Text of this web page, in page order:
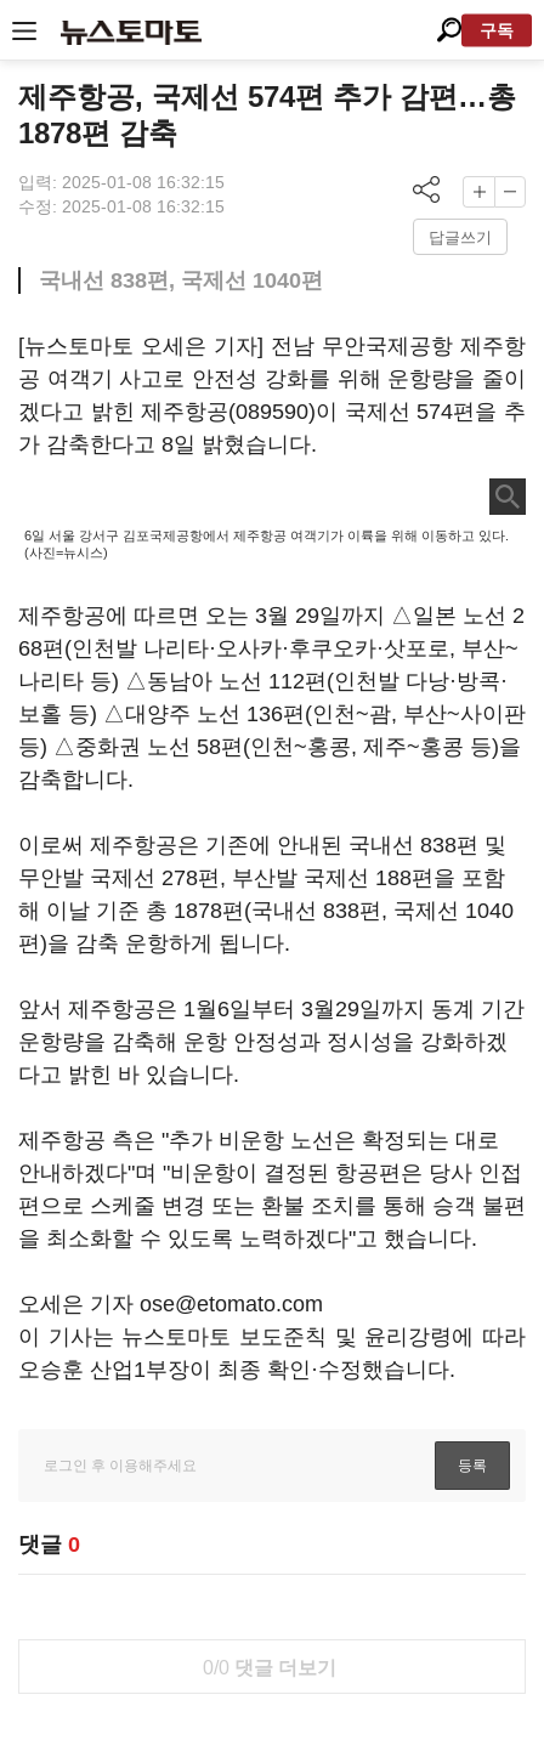
구독
제주항공, 국제선 574편 추가 감편…총
1878편 감축
입력: 2025-01-08 16:32:15
수정: 2025-01-08 16:32:15
답글쓰기
국내선 838편, 국제선 1040편
[뉴스토마토 오세은 기자] 전남 무안국제공항 제주항
공 여객기 사고로 안전성 강화를 위해 운항량을 줄이
겠다고 밝힌제주항공(089590)이 국제선 574편을 추
가 감축한다고 8일 밝혔습니다.
6일 서울 강서구 김포국제공항에서 제주항공 여객기가 이륙을 위해 이동하고 있다.
(사진=뉴시스)
제주항공에 따르면 오는 3월 29일까지 △일본 노선 2
68편(인천발 나리타·오사카·후쿠오카·삿포로, 부산~
나리타 등) △동남아 노선 112편(인천발 다낭·방콕·
보홀 등) △대양주 노선 136편(인천~괌, 부산~사이판
등) △중화권 노선 58편(인천~홍콩, 제주~홍콩 등)을
감축합니다.
이로써 제주항공은 기존에 안내된 국내선 838편 및
무안발 국제선 278편, 부산발 국제선 188편을 포함
해 이날 기준 총 1878편(국내선 838편, 국제선 1040
편)을 감축 운항하게 됩니다.
앞서 제주항공은 1월6일부터 3월29일까지 동계 기간
운항량을 감축해 운항 안정성과 정시성을 강화하겠
다고 밝힌 바 있습니다.
제주항공 측은 "추가 비운항 노선은 확정되는 대로
안내하겠다"며 "비운항이 결정된 항공편은 당사 인접
편으로 스케줄 변경 또는 환불 조치를 통해 승객 불편
을 최소화할 수 있도록 노력하겠다"고 했습니다.
오세은 기자 ose@etomato.com
이 기사는 뉴스토마토 보도준칙 및 윤리강령에 따라
오승훈 산업1부장이 최종 확인·수정했습니다.
댓글 0
0/0 댓글 더보기